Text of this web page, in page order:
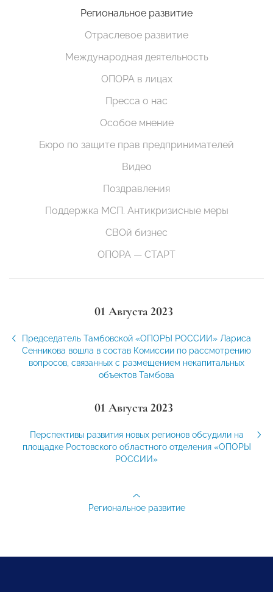
Региональное развитие
Отраслевое развитие
Международная деятельность
ОПОРА в лицах
Пресса о нас
Особое мнение
Бюро по защите прав предпринимателей
Видео
Поздравления
Поддержка МСП. Антикризисные меры
СВОй бизнес
ОПОРА — СТАРТ
01 Августа 2023
Председатель Тамбовской «ОПОРЫ РОССИИ» Лариса
Сенникова вошла в состав Комиссии по рассмотрению
вопросов, связанных с размещением некапитальных
объектов Тамбова
01 Августа 2023
Перспективы развития новых регионов обсудили на
площадке Ростовского областного отделения «ОПОРЫ
РОССИИ»
Региональное развитие